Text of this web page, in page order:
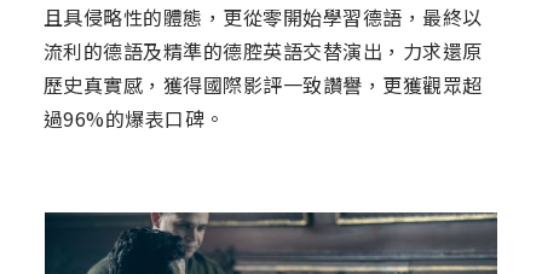
且具侵略性的體態，更從零開始學習德語，最終以
流利的德語及精準的德腔英語交替演出，力求還原
歷史真實感，獲得國際影評一致讚譽，更獲觀眾超
過96%的爆表口碑。